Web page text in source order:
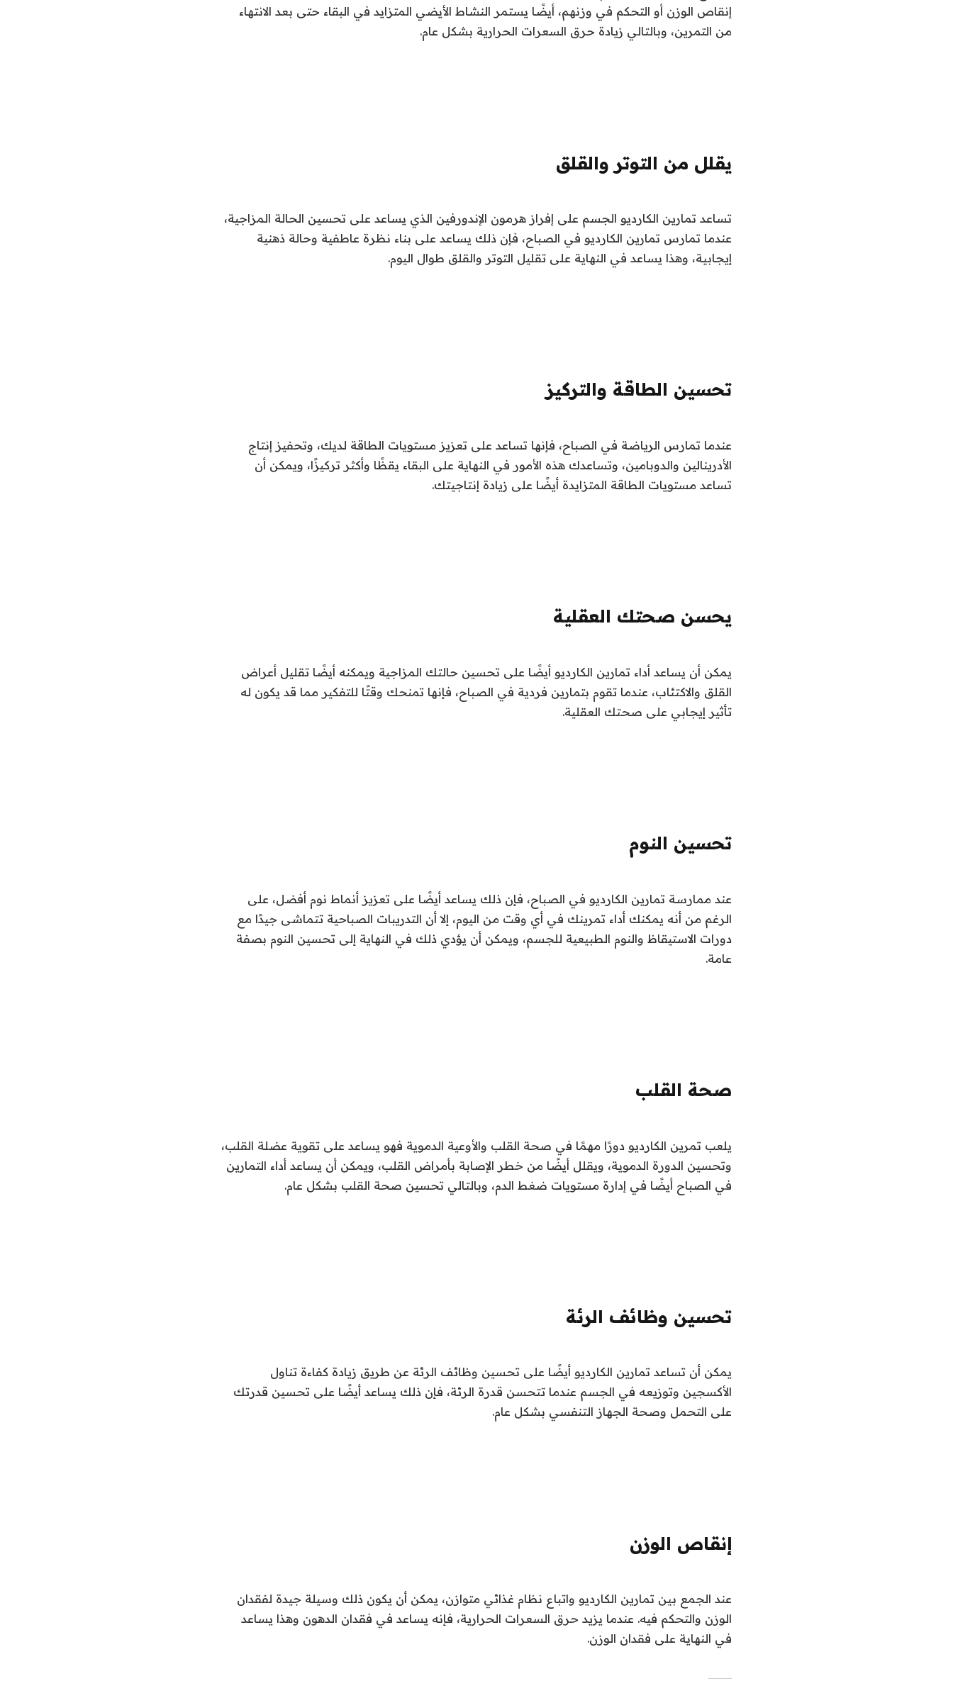
إنقاص الوزن أو التحكم في وزنهم، أيضًا يستمر النشاط الأيضي المتزايد في البقاء حتى بعد الانتهاء
من التمرين، وبالتالي زيادة حرق السعرات الحرارية بشكل عام.
يقلل من التوتر والقلق
تساعد تمارين الكارديو الجسم على إفراز هرمون الإندورفين الذي يساعد على تحسين الحالة المزاجية،
عندما تمارس تمارين الكارديو في الصباح، فإن ذلك يساعد على بناء نظرة عاطفية وحالة ذهنية
إيجابية، وهذا يساعد في النهاية على تقليل التوتر والقلق طوال اليوم.
تحسين الطاقة والتركيز
عندما تمارس الرياضة في الصباح، فإنها تساعد على تعزيز مستويات الطاقة لديك، وتحفيز إنتاج
الأدرينالين والدوبامين، وتساعدك هذه الأمور في النهاية على البقاء يقظًا وأكثر تركيزًا، ويمكن أن
تساعد مستويات الطاقة المتزايدة أيضًا على زيادة إنتاجيتك.
يحسن صحتك العقلية
يمكن أن يساعد أداء تمارين الكارديو أيضًا على تحسين حالتك المزاجية ويمكنه أيضًا تقليل أعراض
القلق والاكتئاب، عندما تقوم بتمارين فردية في الصباح، فإنها تمنحك وقتًا للتفكير مما قد يكون له
تأثير إيجابي على صحتك العقلية.
تحسين النوم
عند ممارسة تمارين الكارديو في الصباح، فإن ذلك يساعد أيضًا على تعزيز أنماط نوم أفضل، على
الرغم من أنه يمكنك أداء تمرينك في أي وقت من اليوم، إلا أن التدريبات الصباحية تتماشى جيدًا مع
دورات الاستيقاظ والنوم الطبيعية للجسم، ويمكن أن يؤدي ذلك في النهاية إلى تحسين النوم بصفة
عامة.
صحة القلب
يلعب تمرين الكارديو دورًا مهمًا في صحة القلب والأوعية الدموية فهو يساعد على تقوية عضلة القلب،
وتحسين الدورة الدموية، ويقلل أيضًا من خطر الإصابة بأمراض القلب، ويمكن أن يساعد أداء التمارين
في الصباح أيضًا في إدارة مستويات ضغط الدم، وبالتالي تحسين صحة القلب بشكل عام.
تحسين وظائف الرئة
يمكن أن تساعد تمارين الكارديو أيضًا على تحسين وظائف الرئة عن طريق زيادة كفاءة تناول
الأكسجين وتوزيعه في الجسم عندما تتحسن قدرة الرئة، فإن ذلك يساعد أيضًا على تحسين قدرتك
على التحمل وصحة الجهاز التنفسي بشكل عام.
إنقاص الوزن
عند الجمع بين تمارين الكارديو واتباع نظام غذائي متوازن، يمكن أن يكون ذلك وسيلة جيدة لفقدان
الوزن والتحكم فيه. عندما يزيد حرق السعرات الحرارية، فإنه يساعد في فقدان الدهون وهذا يساعد
في النهاية على فقدان الوزن.